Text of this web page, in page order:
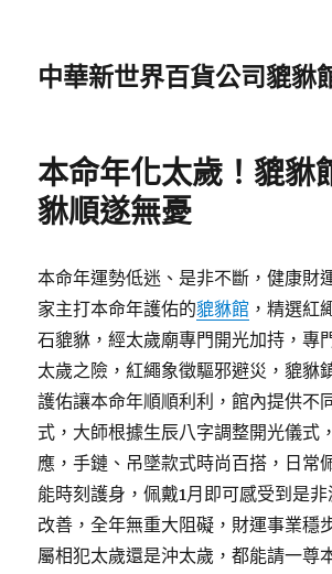
中華新世界百貨公司貔貅
本命年化太歲！貔貅
貅順遂無憂
本命年運勢低迷、是非不斷，健康財
家主打本命年護佑的貔貅館 ，精選紅
石貔貅，經太歲廟專門開光加持，專
太歲之險，紅繩象徵驅邪避災，貔貅
護佑讓本命年順順利利，館內提供不
式，大師根據生辰八字調整開光儀式
應，手鏈、吊墜款式時尚百搭，日常
能時刻護身，佩戴1月即可感受到是
改善，全年無重大阻礙，財運事業穩
屬相犯太歲還是沖太歲，都能請一尊